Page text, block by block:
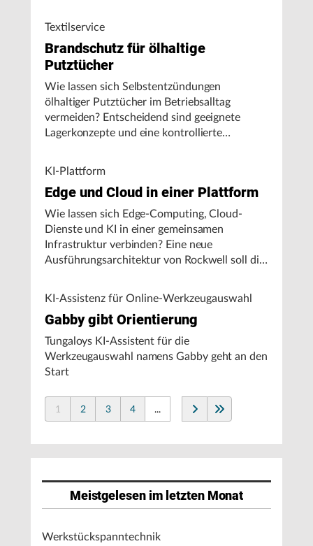
Textilservice
Brandschutz für ölhaltige
Putztücher
Wie lassen sich Selbstentzündungen
ölhaltiger Putztücher im Betriebsalltag
vermeiden? Entscheidend sind geeignete
Lagerkonzepte und eine kontrollierte
KI-Plattform
Edge und Cloud in einer Plattform
Wie lassen sich Edge-Computing, Cloud-
Dienste und KI in einer gemeinsamen
Infrastruktur verbinden? Eine neue
Ausführungsarchitektur von Rockwell soll die
KI-Assistenz für Online-Werkzeugauswahl
Gabby gibt Orientierung
Tungaloys KI-Assistent für die
Werkzeugauswahl namens Gabby geht an den
Start
1 2 3 4 ...
Meistgelesen im letzten Monat
Werkstückspanntechnik